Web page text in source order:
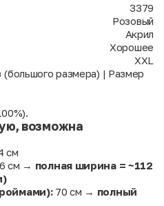
3379
Розовый
Акрил
Хорошее
XXL
(большого размера) | Размер
возможна
см
см → полная ширина = ~112
70 см → полный